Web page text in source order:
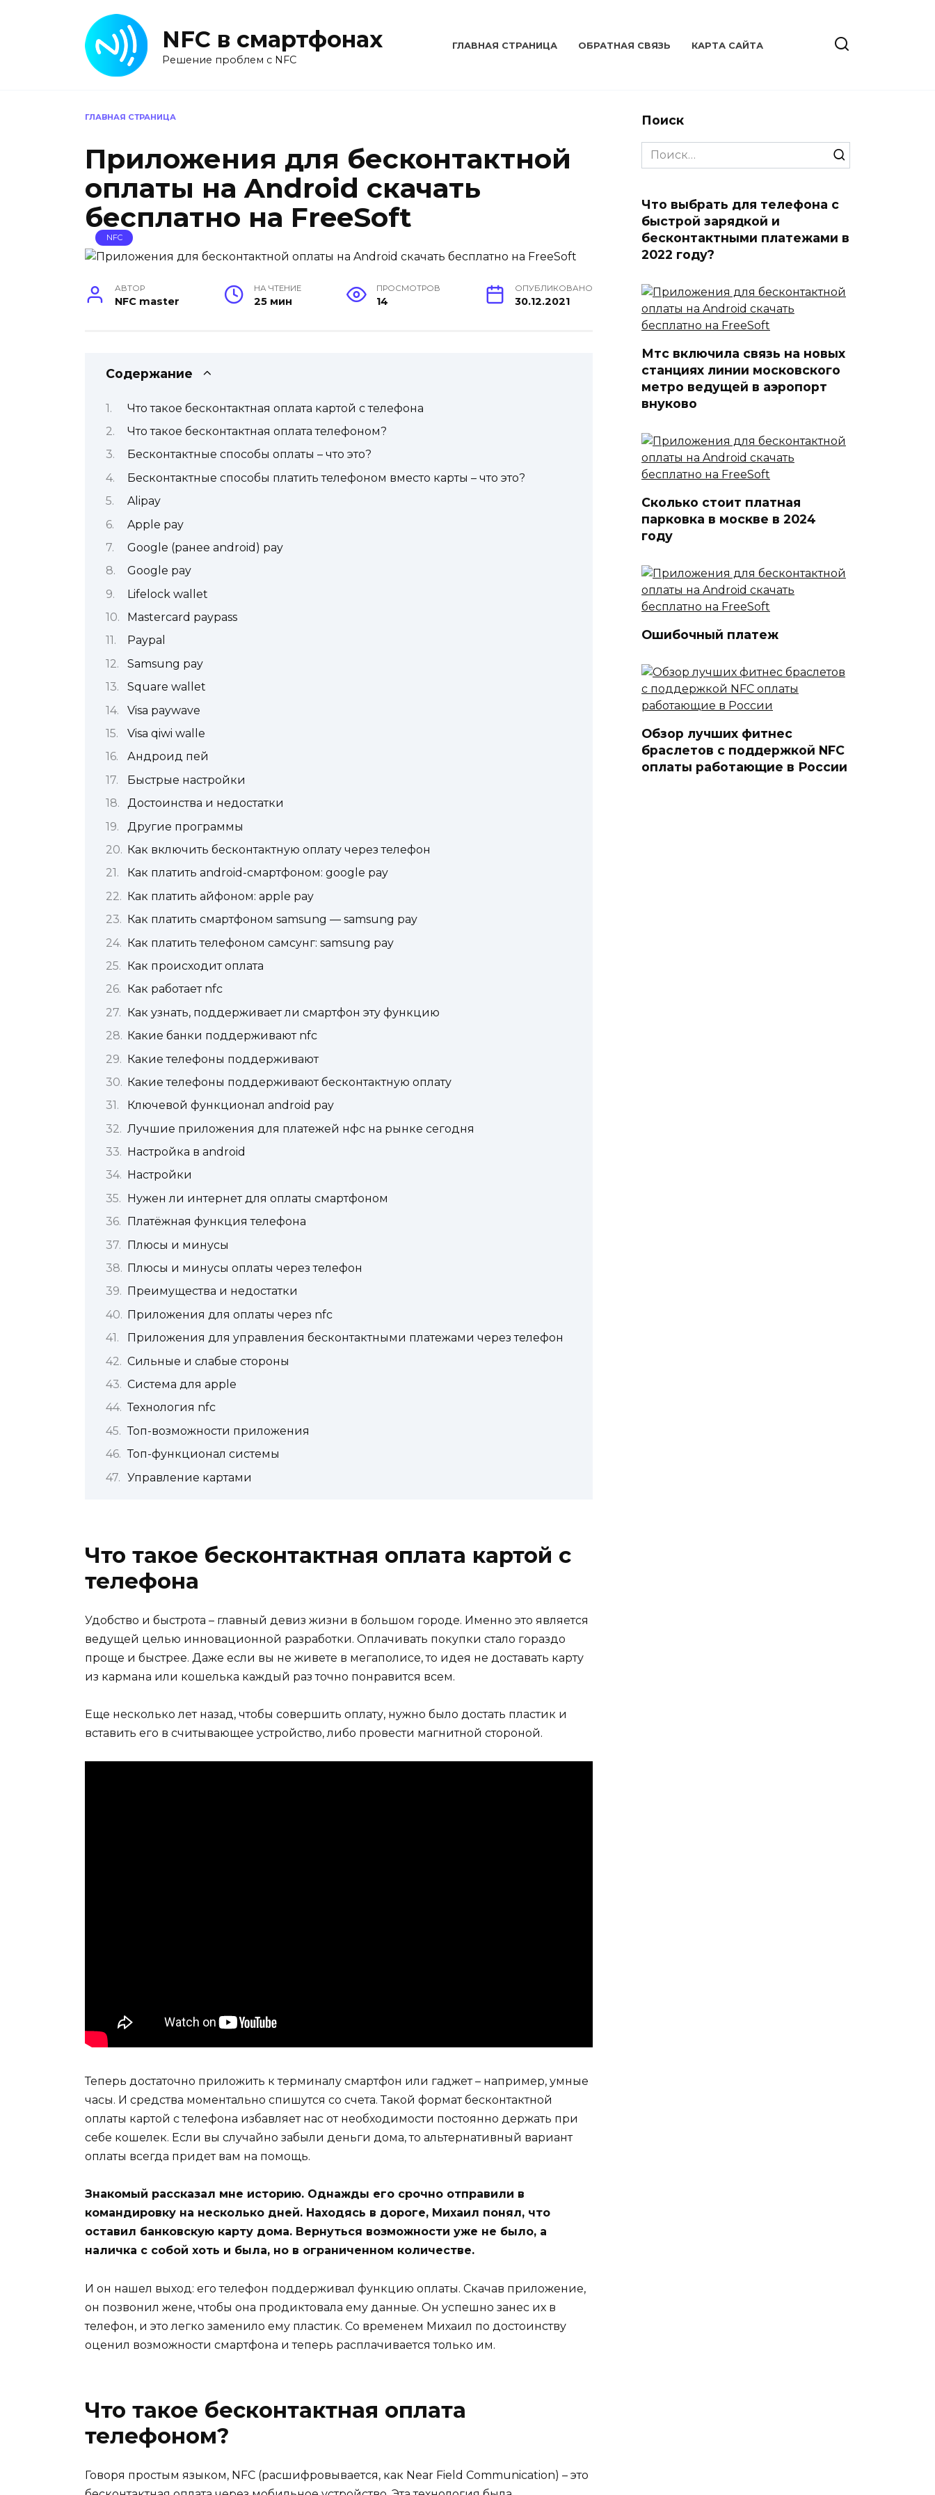
NFC в смартфонах
Решение проблем с NFC
ГЛАВНАЯ СТРАНИЦА ОБРАТНАЯ СВЯЗЬ КАРТА САЙТА
ГЛАВНАЯ СТРАНИЦА
Приложения для бесконтактной
оплаты на Android скачать
бесплатно на FreeSoft
NFC
АВТОР
NFC master
НА ЧТЕНИЕ
25 мин
ПРОСМОТРОВ
14
ОПУБЛИКОВАНО
30.12.2021
Содержание
Что такое бесконтактная оплата картой с телефона
Что такое бесконтактная оплата телефоном?
Бесконтактные способы оплаты – что это?
Бесконтактные способы платить телефоном вместо карты – что это?
Alipay
Apple pay
Google (ранее android) pay
Google pay
Lifelock wallet
Mastercard paypass
Paypal
Samsung pay
Square wallet
Visa paywave
Visa qiwi walle
Андроид пей
Быстрые настройки
Достоинства и недостатки
Другие программы
Как включить бесконтактную оплату через телефон
Как платить android-смартфоном: google pay
Как платить айфоном: apple pay
Как платить смартфоном samsung — samsung pay
Как платить телефоном самсунг: samsung pay
Как происходит оплата
Как работает nfc
Как узнать, поддерживает ли смартфон эту функцию
Какие банки поддерживают nfc
Какие телефоны поддерживают
Какие телефоны поддерживают бесконтактную оплату
Ключевой функционал android pay
Лучшие приложения для платежей нфс на рынке сегодня
Настройка в android
Настройки
Нужен ли интернет для оплаты смартфоном
Платёжная функция телефона
Плюсы и минусы
Плюсы и минусы оплаты через телефон
Преимущества и недостатки
Приложения для оплаты через nfc
Приложения для управления бесконтактными платежами через телефон
Сильные и слабые стороны
Система для apple
Технология nfc
Топ-возможности приложения
Топ-функционал системы
Управление картами
Что такое бесконтактная оплата картой с
телефона
Удобство и быстрота – главный девиз жизни в большом городе. Именно это является
ведущей целью инновационной разработки. Оплачивать покупки стало гораздо
проще и быстрее. Даже если вы не живете в мегаполисе, то идея не доставать карту
из кармана или кошелька каждый раз точно понравится всем.
Еще несколько лет назад, чтобы совершить оплату, нужно было достать пластик и
вставить его в считывающее устройство, либо провести магнитной стороной.
Теперь достаточно приложить к терминалу смартфон или гаджет – например, умные
часы. И средства моментально спишутся со счета. Такой формат бесконтактной
оплаты картой с телефона избавляет нас от необходимости постоянно держать при
себе кошелек. Если вы случайно забыли деньги дома, то альтернативный вариант
оплаты всегда придет вам на помощь.
Знакомый рассказал мне историю. Однажды его срочно отправили в
командировку на несколько дней. Находясь в дороге, Михаил понял, что
оставил банковскую карту дома. Вернуться возможности уже не было, а
наличка с собой хоть и была, но в ограниченном количестве.
И он нашел выход: его телефон поддерживал функцию оплаты. Скачав приложение,
он позвонил жене, чтобы она продиктовала ему данные. Он успешно занес их в
телефон, и это легко заменило ему пластик. Со временем Михаил по достоинству
оценил возможности смартфона и теперь расплачивается только им.
Что такое бесконтактная оплата
телефоном?
Говоря простым языком, NFC (расшифровывается, как Near Field Communication) – это
Поиск
Search
for:
Что выбрать для телефона с
быстрой зарядкой и
бесконтактными платежами в
2022 году?
Мтс включила связь на новых
станциях линии московского
метро ведущей в аэропорт
внуково
Сколько стоит платная
парковка в москве в 2024
году
Ошибочный платеж
Обзор лучших фитнес
браслетов с поддержкой NFC
оплаты работающие в России